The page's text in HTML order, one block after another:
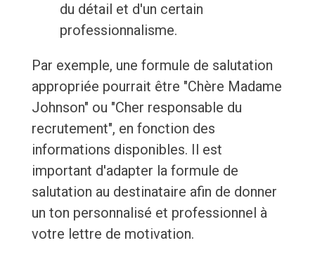
du détail et d'un certain
professionnalisme.
Par exemple, une formule de salutation
appropriée pourrait être "Chère Madame
Johnson" ou "Cher responsable du
recrutement", en fonction des
informations disponibles. Il est
important d'adapter la formule de
salutation au destinataire afin de donner
un ton personnalisé et professionnel à
votre lettre de motivation.